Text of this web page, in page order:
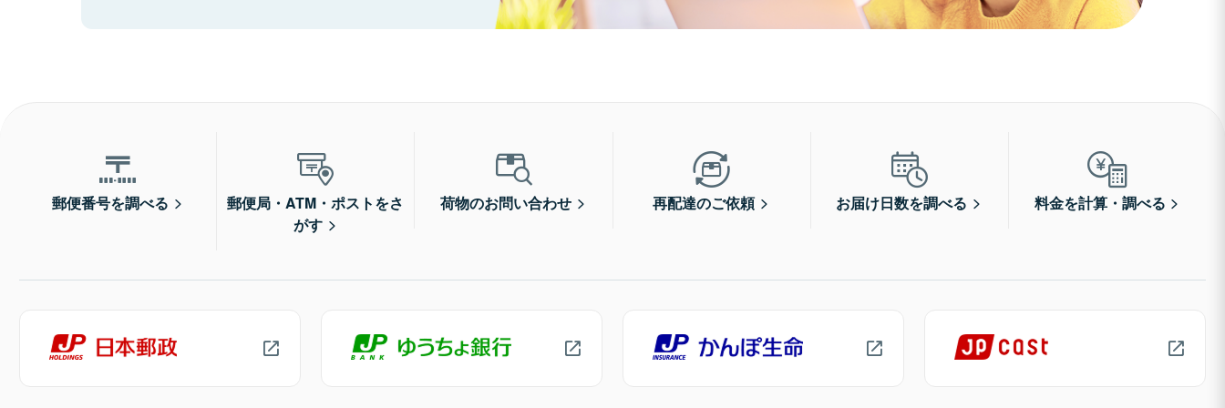
郵便番号を調べる
郵便局・ATM・ポストをさ
がす
荷物のお問い合わせ 再配達のご依頼 お届け日数を調べる 料金を計算・調べる